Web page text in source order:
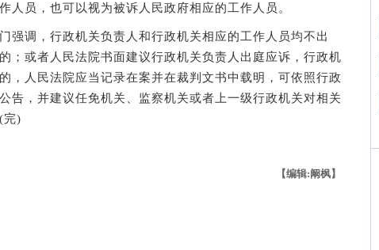
人员，也可以视为被诉人民政府相应的工作人员。
调，行政机关负责人和行政机关相应的工作人员均不出
；或者人民法院书面建议行政机关负责人出庭应诉，行政机
，人民法院应当记录在案并在裁判文书中载明，可依照行政
告，并建议任免机关、监察机关或者上一级行政机关对相关
完)
【编辑:阚枫】